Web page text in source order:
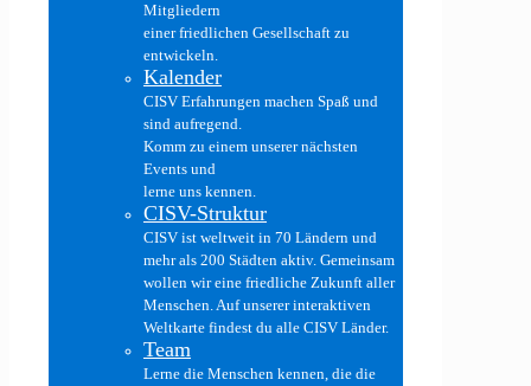
Mitgliedern
einer friedlichen Gesellschaft zu
entwickeln.
Kalender
CISV Erfahrungen machen Spaß und
sind aufregend.
Komm zu einem unserer nächsten
Events und
lerne uns kennen.
CISV-Struktur
CISV ist weltweit in 70 Ländern und
mehr als 200 Städten aktiv. Gemeinsam
wollen wir eine friedliche Zukunft aller
Menschen. Auf unserer interaktiven
Weltkarte findest du alle CISV Länder.
Team
Lerne die Menschen kennen, die die